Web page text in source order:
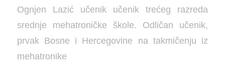
Ognjen Lazić učenik učenik trećeg razreda
srednje mehatroničke škole. Odličan učenik,
prvak Bosne i Hercegovine na takmičenju iz
mehatronike